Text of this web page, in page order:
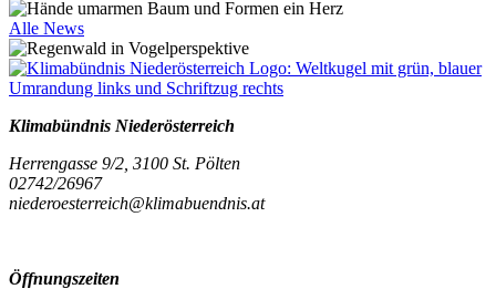
Alle News
Klimabündnis Niederösterreich
Herrengasse 9/2, 3100 St. Pölten
02742/26967
niederoesterreich@klimabuendnis.at
Öffnungszeiten